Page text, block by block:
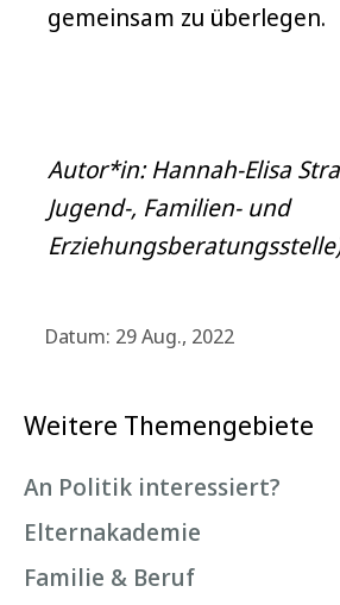
gemeinsam zu überlegen.
Autor*in: Hannah-Elisa
Jugend-, Familien- und
Datum: 29 Aug., 2022
Weitere Themengebiete
An Politik interessiert?
Elternakademie
Familie & Beruf